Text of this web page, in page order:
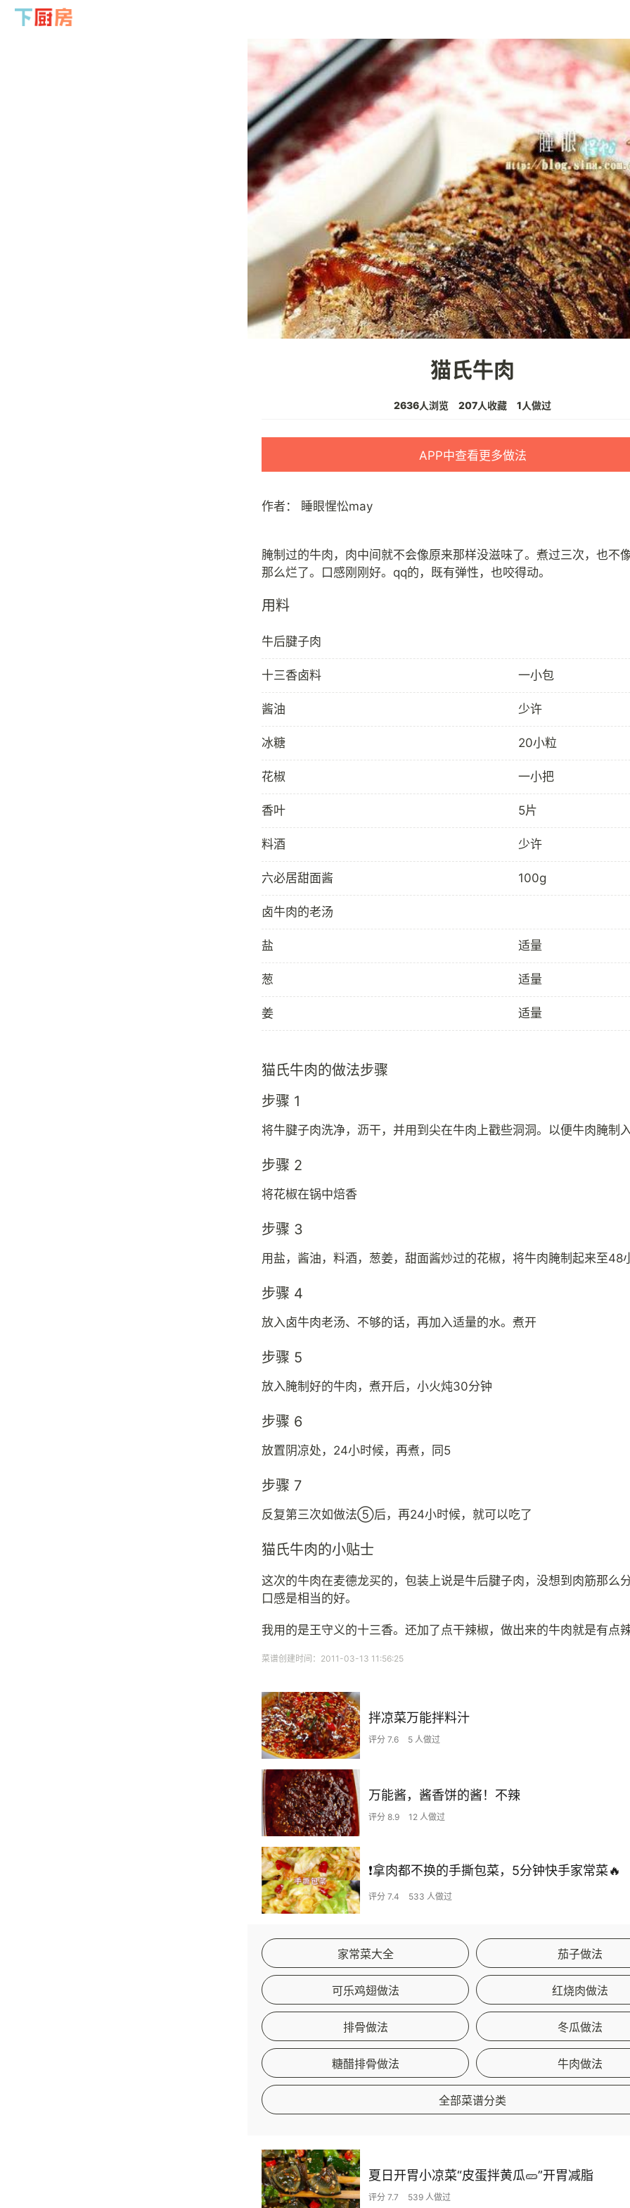
猫氏牛肉
2636人浏览 207人收藏 1人做过
APP中查看更多做法
作者： 睡眼惺忪may
腌制过的牛肉，肉中间就不会像原来那样没滋味了。煮过三次，也不
用料
牛后腱子肉
十三香卤料 一小包
酱油 少许
冰糖 20小粒
花椒 一小把
香叶 5片
料酒 少许
六必居甜面酱 100g
卤牛肉的老汤
盐 适量
葱 适量
姜 适量
猫氏牛肉的做法步骤
步骤 1
将牛腱子肉洗净，沥干，并用到尖在牛肉上戳些洞洞。以便牛肉腌制
步骤 2
将花椒在锅中焙香
步骤 3
用盐，酱油，料酒，葱姜，甜面酱炒过的花椒，将牛肉腌制起来至48
步骤 4
放入卤牛肉老汤、不够的话，再加入适量的水。煮开
步骤 5
放入腌制好的牛肉，煮开后，小火炖30分钟
步骤 6
放置阴凉处，24小时候，再煮，同5
步骤 7
反复第三次如做法⑤后，再24小时候，就可以吃了
猫氏牛肉的小贴士
这次的牛肉在麦德龙买的，包装上说是牛后腱子肉，没想到肉筋那么
口感是相当的好。
我用的是王守义的十三香。还加了点干辣椒，做出来的牛肉就是有点辣
菜谱创建时间：2011-03-13 11:56:25
拌凉菜万能拌料汁
评分 7.6 5 人做过
万能酱，酱香饼的酱！不辣
评分 8.9 12 人做过
❗拿肉都不换的手撕包菜，5分钟快手家常菜🔥
评分 7.4 533 人做过
家常菜大全 茄子做法
可乐鸡翅做法 红烧肉做法
排骨做法 冬瓜做法
糖醋排骨做法 牛肉做法
全部菜谱分类
夏日开胃小凉菜“皮蛋拌黄瓜🥒”开胃减脂
评分 7.7 539 人做过